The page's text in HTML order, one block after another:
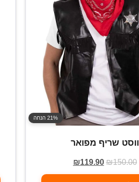
21% הנחה
ווסט שריף מפואר
₪150.00
₪119.90